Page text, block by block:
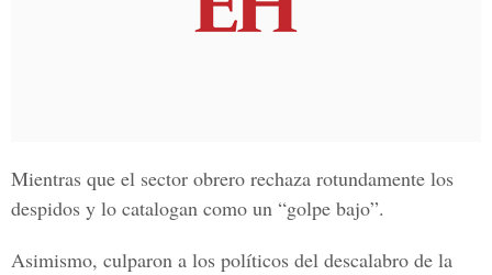
Mientras que el sector obrero rechaza rotundamente los
despidos y lo catalogan como un “golpe bajo”.
Asimismo, culparon a los políticos del descalabro de la